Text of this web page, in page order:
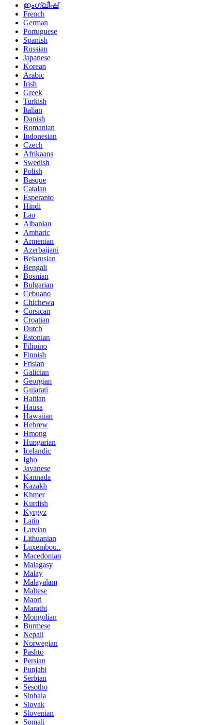
ഇംഗ്ലീഷ്
French
German
Portuguese
Spanish
Russian
Japanese
Korean
Arabic
Irish
Greek
Turkish
Italian
Danish
Romanian
Indonesian
Czech
Afrikaans
Swedish
Polish
Basque
Catalan
Esperanto
Hindi
Lao
Albanian
Amharic
Armenian
Azerbaijani
Belarusian
Bengali
Bosnian
Bulgarian
Cebuano
Chichewa
Corsican
Croatian
Dutch
Estonian
Filipino
Finnish
Frisian
Galician
Georgian
Gujarati
Haitian
Hausa
Hawaiian
Hebrew
Hmong
Hungarian
Icelandic
Igbo
Javanese
Kannada
Kazakh
Khmer
Kurdish
Kyrgyz
Latin
Latvian
Lithuanian
Luxembou..
Macedonian
Malagasy
Malay
Malayalam
Maltese
Maori
Marathi
Mongolian
Burmese
Nepali
Norwegian
Pashto
Persian
Punjabi
Serbian
Sesotho
Sinhala
Slovak
Slovenian
Somali